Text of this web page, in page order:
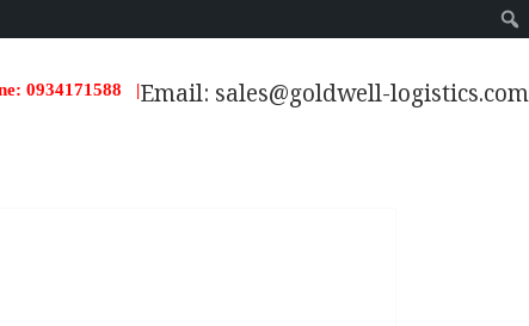
Email: sales@goldwell-logistics.com
0934171588 |